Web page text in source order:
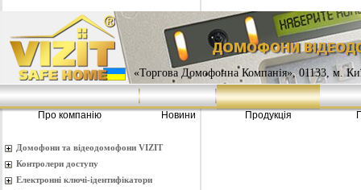
«Торгова Домофонна Компанія», 01133, м.
Про компанію Новини Продукція
Домофони та відеодомофони VIZIT
Контролери доступу
Електронні ключі-ідентифікатори